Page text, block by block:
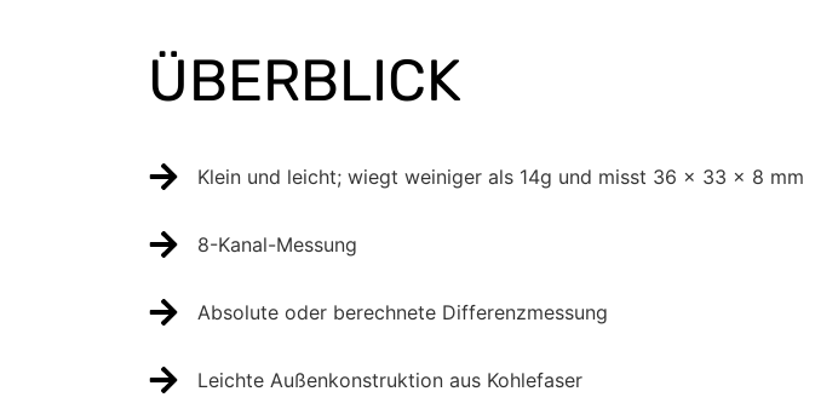
ÜBERBLICK
Klein und leicht; wiegt weiniger als 14g und misst 36 x 33 x 8 mm
8-Kanal-Messung
Absolute oder berechnete Differenzmessung
Leichte Außenkonstruktion aus Kohlefaser